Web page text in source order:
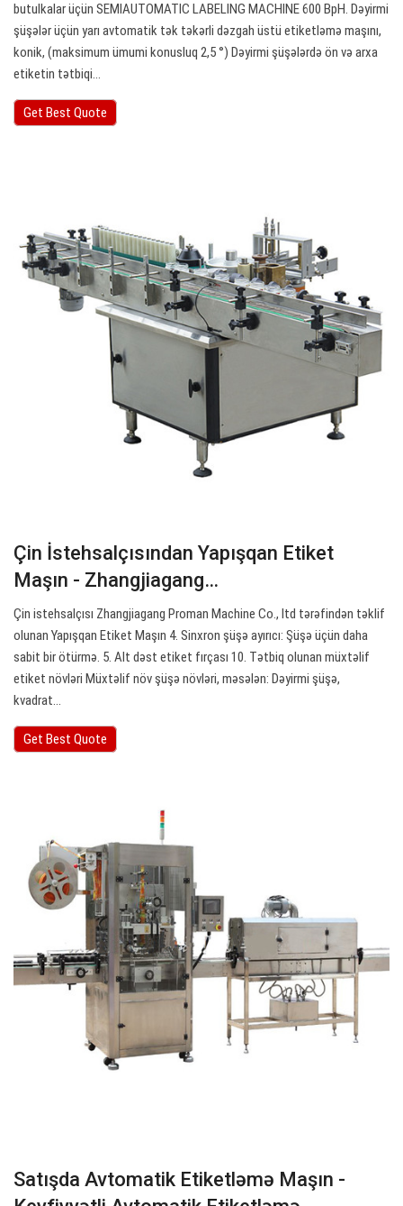
butulkalar üçün SEMIAUTOMATIC LABELING MACHINE 600 BpH. Dəyirmi
şüşələr üçün yarı avtomatik tək təkərli dəzgah üstü etiketləmə maşını,
konik, (maksimum ümumi konusluq 2,5 °) Dəyirmi şüşələrdə ön və arxa
etiketin tətbiqi…
Get Best Quote
Çin İstehsalçısından Yapışqan Etiket
Maşın - Zhangjiagang…
Çin istehsalçısı Zhangjiagang Proman Machine Co., ltd tərəfindən təklif
olunan Yapışqan Etiket Maşın 4. Sinxron şüşə ayırıcı: Şüşə üçün daha
sabit bir ötürmə. 5. Alt dəst etiket fırçası 10. Tətbiq olunan müxtəlif
etiket növləri Müxtəlif növ şüşə növləri, məsələn: Dəyirmi şüşə,
kvadrat…
Get Best Quote
Satışda Avtomatik Etiketləmə Maşın -